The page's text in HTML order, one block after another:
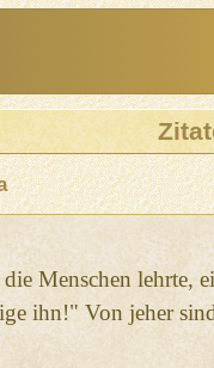
Menschen lehrte,
ihn!" Von jeher